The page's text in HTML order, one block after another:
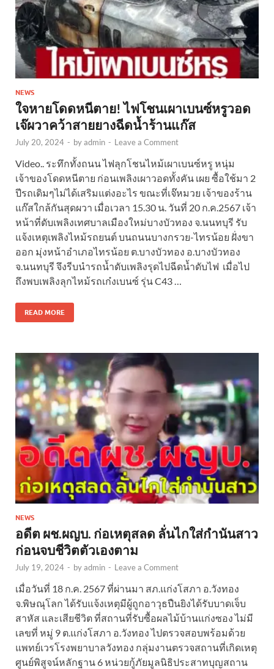
NEWS
ใจหายโดดหนีตาย! ไฟโชนเผาเบนซ์หรูวอด
เจ๊ผวาคว้าสายยางฉีดน้ำร้านแก๊ส
July 20, 2024 - byadmin - Leave a Comment
Video.. ระทึกทั้งถนน ไฟลุกโชนไหม้เผาเบนซ์หรู หนุ่ม
เจ้าของโดดหนีตาย ก่อนเพลิงเผาวอดทั้งคัน เผย ซื้อใช้มา 2
ปีรถเดิมๆไม่ได้เสริมแต่งอะไร ขณะที่เจ๊หมวย เจ้าของร้าน
แก๊สใกล้กันสุดผวา เมื่อเวลา 15.30 น. วันที่ 20 ก.ค.2567 เจ้า
หน้าที่ดับเพลิงเทศบาลเมืองใหม่บางบัวทอง จ.นนทบุรี รับ
แจ้งเหตุเพลิงไหม้รถยนต์ บนถนนบางกรวย-ไทรน้อย ฝั่งขา
ออก มุ่งหน้าอำเภอไทรน้อย ต.บางบัวทอง อ.บางบัวทอง
จ.นนทบุรี จึงรีบนำรถน้ำดับเพลิงรุดไปฉีดน้ำดับไฟ เมื่อไป
ถึงพบเพลิงลุกไหม้รถเก๋งเบนซ์ รุ่น C43 …
READ MORE
NEWS
อดีต ผช.ผญบ. ก่อเหตุสลด ลั่นไกใส่กำนันสาว
ก่อนจบชีวิตตัวเองตาม
July 19, 2024 - byadmin - Leave a Comment
เมื่อวันที่ 18 ก.ค. 2567 ที่ผ่านมา สภ.แก่งโสภา อ.วังทอง
จ.พิษณุโลก ได้รับแจ้งเหตุมีผู้ถูกอาวุธปืนยิงได้รับบาดเจ็บ
สาหัส และเสียชีวิต ที่สถานที่รับซื้อผลไม้บ้านแก่งซอง ไม่มี
เลขที่ หมู่ 9 ต.แก่งโสภา อ.วังทอง ไปตรวจสอบพร้อมด้วย
แพทย์เวรโรงพยาบาลวังทอง กลุ่มงานตรวจสถานที่เกิดเหตุ
ศูนย์พิสูจน์หลักฐาน 6 หน่วยกู้ภัยมูลนิธิประสาทบุญสถาน